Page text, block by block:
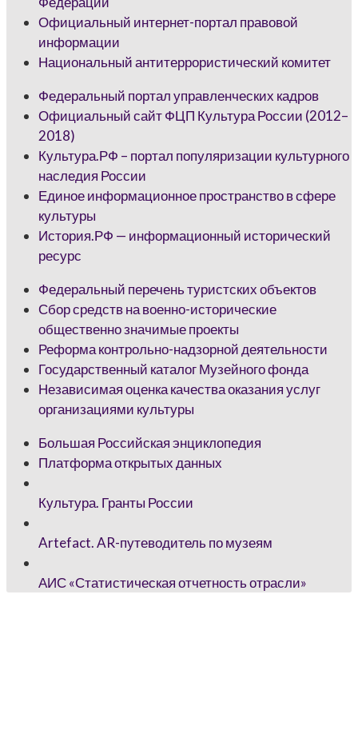
Официальный интернет-портал правовой
информации
Национальный антитеррористический комитет
Федеральный портал управленческих кадров
Официальный сайт ФЦП Культура России (2012–
2018)
Культура.РФ – портал популяризации культурного
наследия России
Единое информационное пространство в сфере
культуры
История.РФ — информационный исторический
ресурс
Федеральный перечень туристских объектов
Сбор средств на военно-исторические
общественно значимые проекты
Реформа контрольно-надзорной деятельности
Государственный каталог Музейного фонда
Независимая оценка качества оказания услуг
организациями культуры
Большая Российская энциклопедия
Платформа открытых данных
Культура. Гранты России
Artefact. AR-путеводитель по музеям
АИС «Статистическая отчетность отрасли»